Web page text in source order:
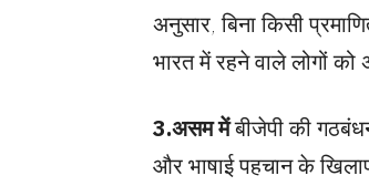
अनुसार, बिना किसी
भारत में रहने वाले लोगों को
3.असम मेंबीजेपी की
और भाषाई पहचान के